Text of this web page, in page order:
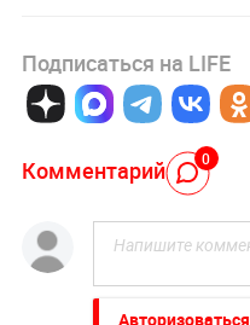
Подписаться на LIFE
Комментарий 0
Авторизоваться